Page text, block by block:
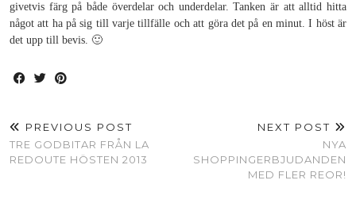
givetvis färg på både överdelar och underdelar. Tanken är att alltid hitta
något att ha på sig till varje tillfälle och att göra det på en minut. I höst är
det upp till bevis. 🙂
PREVIOUS POST
TRE GODBITAR FRÅN LA
REDOUTE HÖSTEN 2013
NEXT POST
NYA
SHOPPINGERBJUDANDEN
MED FLER REOR!